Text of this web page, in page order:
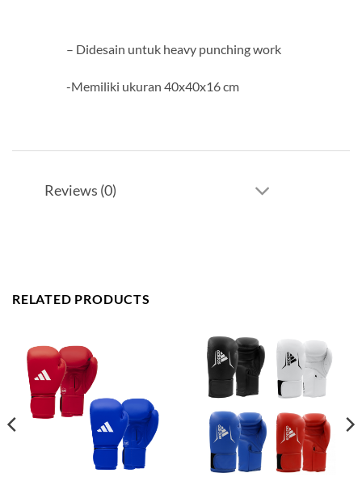
– Didesain untuk heavy punching work
-Memiliki ukuran 40x40x16 cm
Reviews (0)
RELATED PRODUCTS